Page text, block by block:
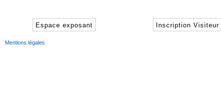
Espace exposant Inscription Visiteur
Mentions légales